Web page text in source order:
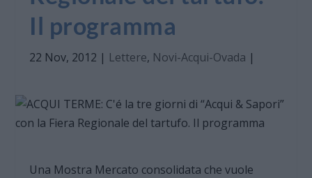
Il programma
22 Nov, 2012 | Lettere, Novi-Acqui-Ovada |
Una Mostra Mercato consolidata che vuole